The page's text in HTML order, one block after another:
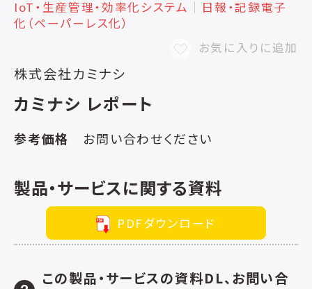
IoT・生産管理・効率化システム │ 日報・記録電子
化（ペーパーレス化）
お気に入りに追加
株式会社カミナシ
カミナシ レポート
参考価格 お問い合わせください
製品・サービスに関する資料
PDFダウンロード
この製品・サービスの資料DL、お問い合